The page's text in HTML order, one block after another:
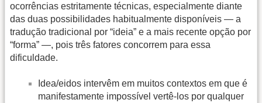
ocorrências estritamente técnicas, especialmente diante
das duas possibilidades habitualmente disponíveis — a
tradução tradicional por “ideia” e a mais recente opção por
“forma” —, pois três fatores concorrem para essa
dificuldade.
Idea/eidos intervêm em muitos contextos em que é
manifestamente impossível vertê-los por qualquer